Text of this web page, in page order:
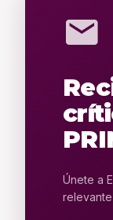
mail
Únete a